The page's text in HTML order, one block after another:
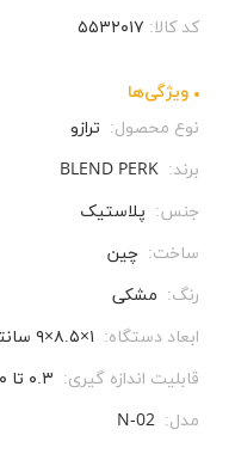
کد کالا: ۵۵۳۲۰۱۷
ویژگی‌ها
نوع محصول: ترازو
برند: BLEND PERK
جنس: پلاستیک
ساخت: چین
رنگ: مشکی
ابعاد دستگاه: ۱×۸.۵×۹ سانتیمتر
قابلیت اندازه گیری: ۰.۳ تا ۲۰۰۰ گرم
مدل: N-02